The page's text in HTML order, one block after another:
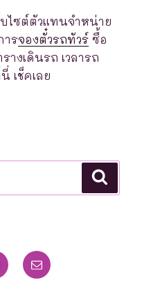
บไซต์ตัวแทนจำหน่าย
ารจองตั๋วรถทัวร์ ซื้อ
างเดินรถ เวลารถ
เช็คเลย
Email